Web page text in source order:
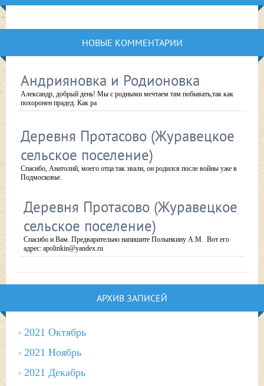
НОВЫЕ КОММЕНТАРИИ
Андрияновка и Родионовка
Александр, добрый день! Мы с родными мечтаем там побывать,так как
похоронен прадед. Как ра
Деревня Протасово (Журавецкое
сельское поселение)
Спасибо, Анатолий, моего отца так звали, он родился после войны уже в
Подмосковье.
Деревня Протасово (Журавецкое
сельское поселение)
Спасибо и Вам. Предварительно напишите Полынкину А.М. Вот его
адрес: apolinkin@yandex.ru
АРХИВ ЗАПИСЕЙ
2021 Октябрь
2021 Ноябрь
2021 Декабрь